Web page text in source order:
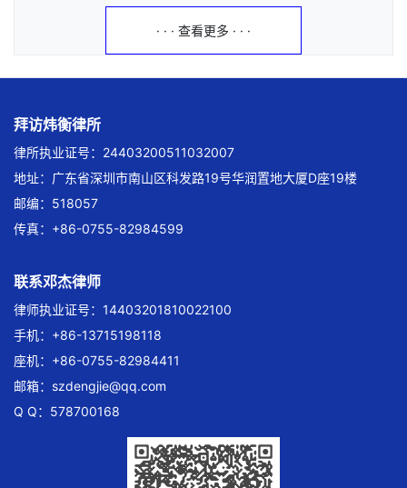
· · · 查看更多 · · ·
拜访炜衡律所
律所执业证号：24403200511032007
地址：广东省深圳市南山区科发路19号华润置地大厦D座19楼
邮编：518057
传真：+86-0755-82984599
联系邓杰律师
律师执业证号：14403201810022100
手机：+86-13715198118
座机：+86-0755-82984411
邮箱： szdengjie@qq.com
Q Q：578700168